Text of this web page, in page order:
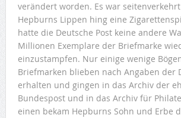
verändert worden. Es war
Hepburns Lippen hing eine
hatte die Deutsche Post keine andere
Millionen Exemplare der Briefmarke
einzustampfen. Nur einige wenige
Briefmarken blieben nach Angaben der
erhalten und gingen in das Archiv der
Bundespost und in das Archiv für
einen bekam Hepburns Sohn und Erbe